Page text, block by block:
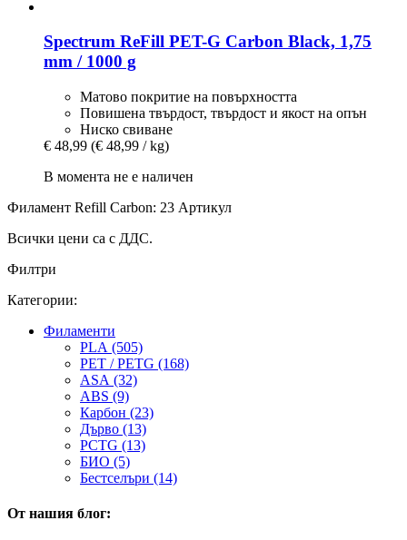
Spectrum ReFill PET-​G Carbon Black, 1,75
mm / 1000 g
Матово покритие на повърхността
Повишена твърдост, твърдост и якост на опън
Ниско свиване
€ 48,99 (€ 48,99 / kg)
В момента не е наличен
Филамент Refill Carbon: 23 Артикул
Всички цени са с ДДС.
Филтри
Категории:
Филаменти
PLA (505)
PET / PETG (168)
ASA (32)
ABS (9)
Карбон (23)
Дърво (13)
PCTG (13)
БИО (5)
Бестселъри (14)
От нашия блог: